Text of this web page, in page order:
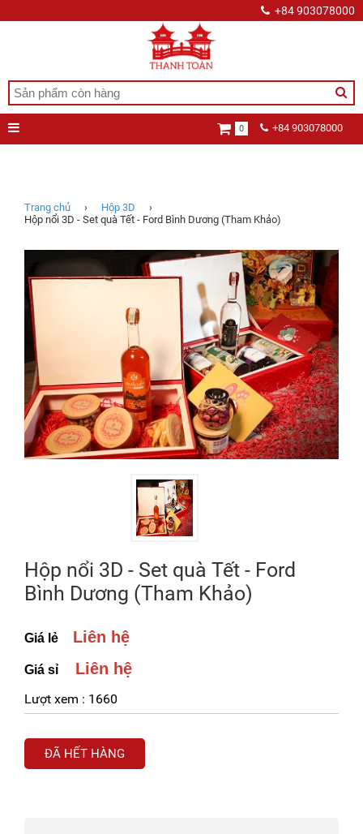
+84 903078000
+84 903078000
0
(Tham
Khảo)
Trang chủ › Hộp 3D
›
Hộp nổi 3D - Set quà Tết - Ford Bình Dương (Tham Khảo)
Hộp nổi 3D - Set quà Tết - Ford
Bình Dương (Tham Khảo)
Giá lẻ Liên hệ
Giá sỉ Liên hệ
Lượt xem : 1660
ĐÃ HẾT HÀNG